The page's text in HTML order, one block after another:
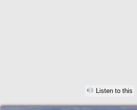
Listen to this